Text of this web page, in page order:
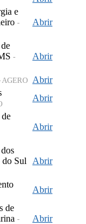
e
-
Abrir
-
Abrir
AGERO Abrir
Abrir
Abrir
do Sul
Abrir
Abrir
de
-
Abrir